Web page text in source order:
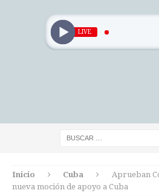
LIVE
Inicio Cuba
Aprueban
nueva moción de apoyo a Cuba